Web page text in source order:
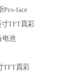
Pro-face
TFT真彩
电池
TFT真彩